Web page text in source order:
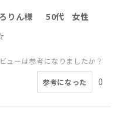
りん様 50代
女性
ューは参考になりましたか？
参考になった 0